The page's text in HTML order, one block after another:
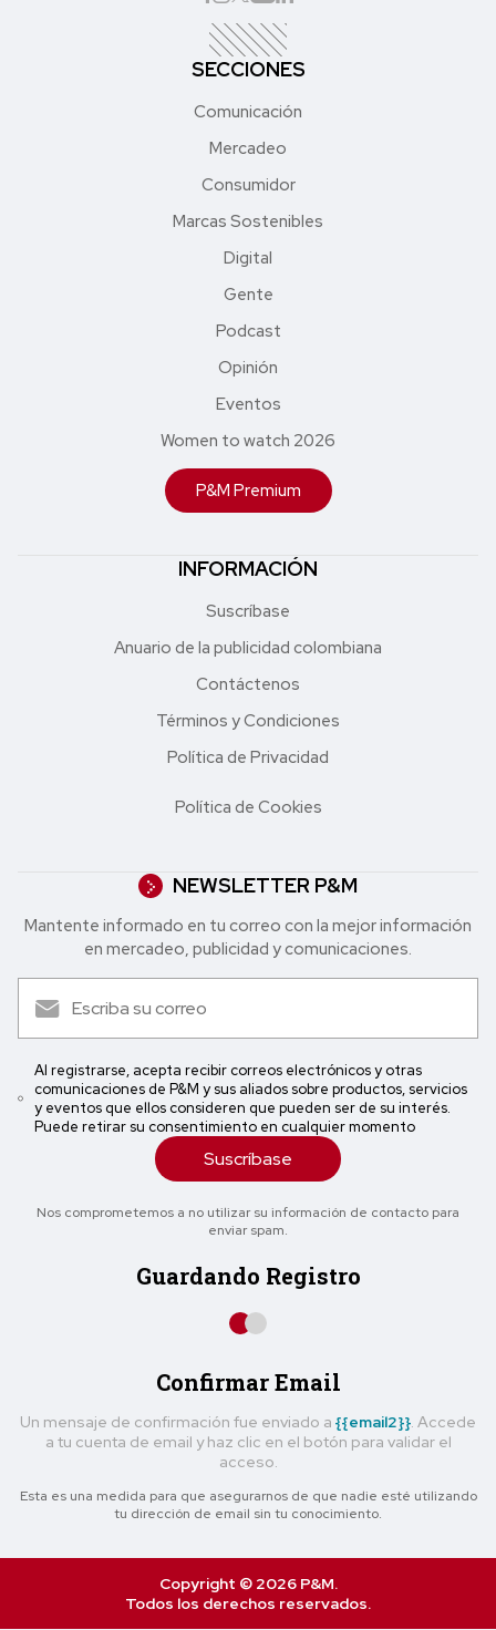
SECCIONES
Comunicación
Mercadeo
Consumidor
Marcas Sostenibles
Digital
Gente
Podcast
Opinión
Eventos
Women to watch 2026
P&M Premium
INFORMACIÓN
Suscríbase
Anuario de la publicidad colombiana
Contáctenos
Términos y Condiciones
Política de Privacidad
Política de Cookies
NEWSLETTER P&M
Mantente informado en tu correo con la mejor in formación
en mercadeo, publicidad y comunicaciones.
Al registrarse, acepta recibir correos electrónicos y otras
comunicaciones de P&M y sus aliados sobre productos, servicios
y eventos que ellos consideren que pueden ser de su interés.
Puede retirar su consentimiento en cualquier momento
Suscríbase
Nos comprometemos a no utilizar su información de contacto para
enviar spam.
Guardando Registro
Confirmar Email
Un mensaje de confirmación fue enviado a {{email2}} . Accede
a tu cuenta de email y haz clic en el botón para validar el
acceso.
Esta es una medida para que asegurarnos de que nadie esté utilizando
tu dirección de email sin tu conocimiento.
Copyright © 2026 P&M.
Todos los derechos reservados.